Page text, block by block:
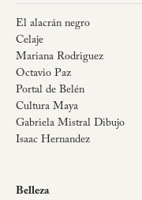
El alacrán negro
Celaje
Mariana Rodriguez
Octavio Paz
Portal de Belén
Cultura Maya
Gabriela Mistral Dibujo
Isaac Hernandez
Belleza